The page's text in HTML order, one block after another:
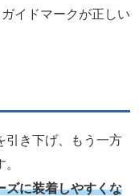
イドマークが正しい
引き下げ、もう一方
ズに装着しやすくな